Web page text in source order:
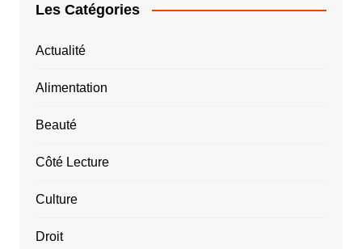
Les Catégories
Actualité
Alimentation
Beauté
Côté Lecture
Culture
Droit